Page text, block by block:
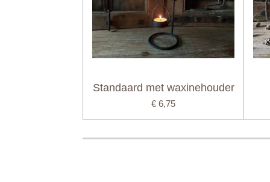
Standaard met waxinehouder
€ 6,75